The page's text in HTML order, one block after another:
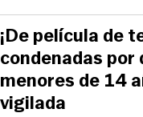
¡De película de
condenadas
menores de 14
vigilada